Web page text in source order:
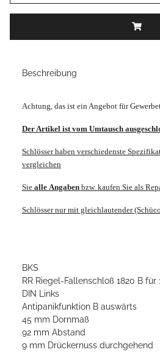
Beschreibung
Achtung, das ist ein Angebot für
Der Artikel ist vom Umtausch
Schlösser haben verschiedenste
vergleichen
Sie alle Angaben bzw. kaufen Sie als
Schlösser nur mit gleichlautender
BKS
RR Riegel-Fallenschloß 1820 B
DIN Links
Antipanikfunktion B auswärts
45 mm Dornmaß
92 mm Abstand
9 mm Drückernuss durchgehend